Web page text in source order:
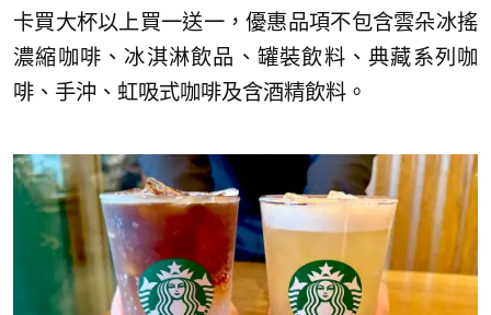
卡買大杯以上買一送一，優惠品項不包含雲朵冰搖
濃縮咖啡、冰淇淋飲品、罐裝飲料、典藏系列咖
啡、手沖、虹吸式咖啡及含酒精飲料。